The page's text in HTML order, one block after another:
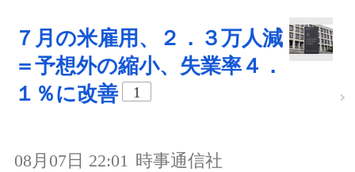
７月の米雇用、２．３万人減
＝予想外の縮小、失業率４．
１％に改善
1
08月07日 22:01 時事通信社